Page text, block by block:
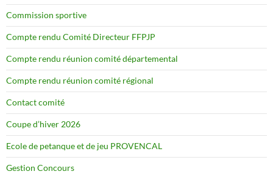
Commission sportive
Compte rendu Comité Directeur FFPJP
Compte rendu réunion comité départemental
Compte rendu réunion comité régional
Contact comité
Coupe d’hiver 2026
Ecole de petanque et de jeu PROVENCAL
Gestion Concours